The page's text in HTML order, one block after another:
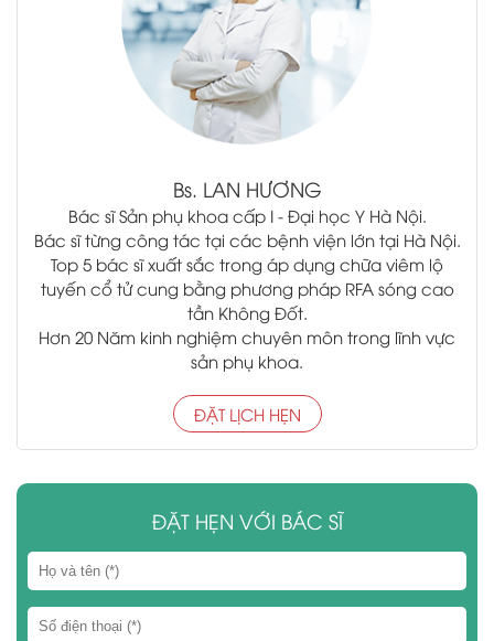
Bs. LAN HƯƠNG
Bác sĩ Sản phụ khoa cấp I - Đại học Y Hà Nội.
Bác sĩ từng công tác tại các bệnh viện lớn tại Hà Nội.
Top 5 bác sĩ xuất sắc trong áp dụng chữa viêm lộ
tuyến cổ tử cung bằng phương pháp RFA sóng cao
tần Không Đốt.
Hơn 20 Năm kinh nghiệm chuyên môn trong lĩnh vực
sản phụ khoa.
ĐẶT LỊCH HẸN
ĐẶT HẸN VỚI BÁC SĨ